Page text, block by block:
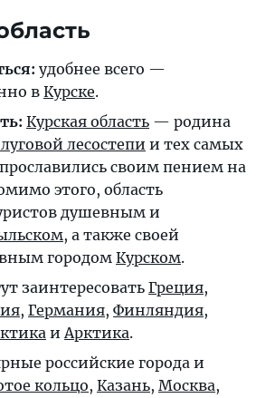
удобнее всего —
в Курске.
Курская область — родина
лесостепи и тех самых
своим пением на
этого, область
душевным и
, а также своей
городом Курском.
заинтересовать Греция,
, Германия, Финляндия,
иАрктика.
российские города и
кольцо, Казань, Москва,